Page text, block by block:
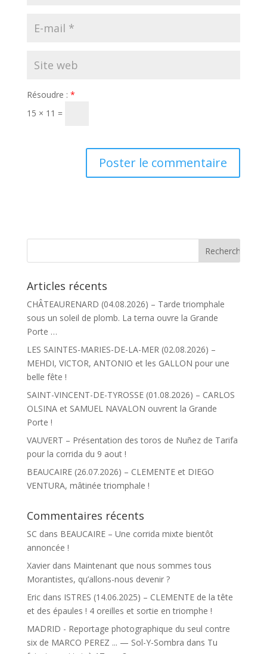
Résoudre : *
15 × 11 =
Articles récents
CHÂTEAURENARD (04.08.2026) – Tarde triomphale
sous un soleil de plomb. La terna ouvre la Grande
Porte …
LES SAINTES-MARIES-DE-LA-MER (02.08.2026) –
MEHDI, VICTOR, ANTONIO et les GALLON pour une
belle fête !
SAINT-VINCENT-DE-TYROSSE (01.08.2026) – CARLOS
OLSINA et SAMUEL NAVALON ouvrent la Grande
Porte !
VAUVERT – Présentation des toros de Nuñez de Tarifa
pour la corrida du 9 aout !
BEAUCAIRE (26.07.2026) – CLEMENTE et DIEGO
VENTURA, mâtinée triomphale !
Commentaires récents
SC dans BEAUCAIRE – Une corrida mixte bientôt
annoncée !
Xavierdans Maintenant que nous sommes tous
Morantistes, qu’allons-nous devenir ?
Ericdans ISTRES (14.06.2025) – CLEMENTE de la tête
et des épaules ! 4 oreilles et sortie en triomphe !
MADRID - Reportage photographique du seul contre
six de MARCO PEREZ ... — Sol-Y-Sombra dans Tu